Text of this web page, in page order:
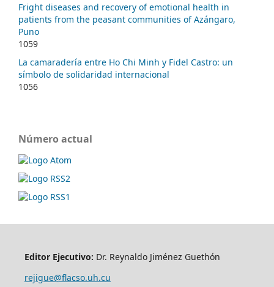
Fright diseases and recovery of emotional health in
patients from the peasant communities of Azángaro,
Puno
1059
La camaradería entre Ho Chi Minh y Fidel Castro: un
símbolo de solidaridad internacional
1056
Número actual
Editor Ejecutivo: Dr. Reynaldo Jiménez Guethón
rejigue@flacso.uh.cu